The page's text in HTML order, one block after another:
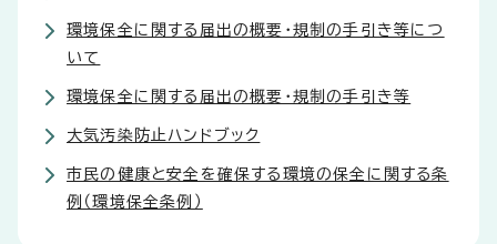
環境保全に関する届出の概要・規制の手引き等につ
いて
環境保全に関する届出の概要・規制の手引き等
大気汚染防止ハンドブック
市民の健康と安全を確保する環境の保全に関する条
例（環境保全条例）